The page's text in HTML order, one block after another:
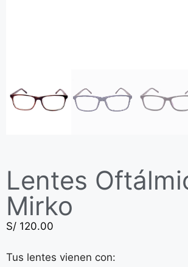
Lentes
Mirko
S/ 120.00
Tus lentes vienen con: